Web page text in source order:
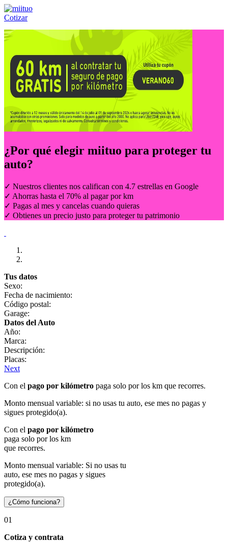
Cotizar
Llámanos al:(55) 84-21-05-00 ó
¿Por qué elegir miituo para proteger tu
auto?
✓ Nuestros clientes nos califican con 4.7 estrellas en Google
✓ Ahorras hasta el 70% al pagar por km
✓ Pagas al mes y cancelas cuando quieras
✓ Obtienes un precio justo para proteger tu patrimonio
Tus datos
Sexo:
Fecha de nacimiento:
Código postal:
Garage:
Datos del Auto
Año:
Marca:
Descripción:
Placas:
Next
Con el pago por kilómetro paga solo por los km que recorres.
Monto mensual variable: si no usas tu auto, ese mes no pagas y
sigues protegido(a).
Con el pago por kilómetro
paga solo por los km
que recorres.
Monto mensual variable: Si no usas tu
auto, ese mes no pagas y sigues
protegido(a).
¿Cómo funciona?
01
Cotiza y contrata